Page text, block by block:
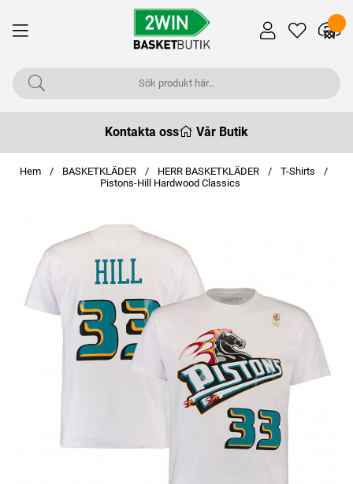
Kontakta oss Vår Butik
Hem BASKETKLÄDER HERR BASKETKLÄDER
T-Shirts
Pistons-Hill Hardwood Classics